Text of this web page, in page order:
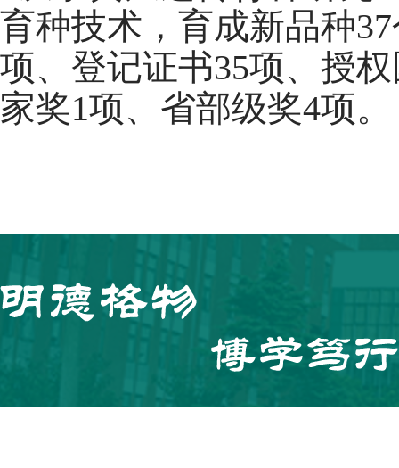
育种技术，育成新品种
项、登记证书35项、授
家奖1项、省部级奖4项。